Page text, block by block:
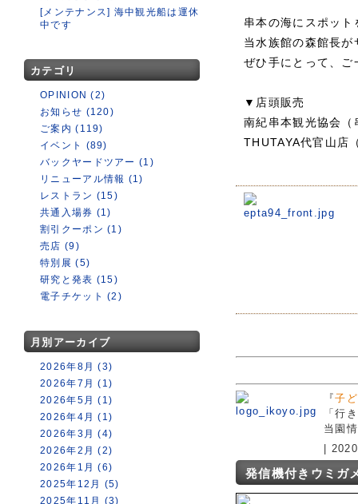
[メンテナンス] 海中観光船は運休
中です
カテゴリ
OPINION (2)
お知らせ (120)
ご案内 (119)
イベント (89)
バックヤードツアー (1)
リニューアル情報 (1)
レストラン (15)
共通入場券 (1)
割引クーポン (1)
売店 (9)
特別展 (5)
研究と発表 (15)
電子チケット (2)
月別アーカイブ
2026年8月 (3)
2026年7月 (1)
2026年5月 (1)
2026年4月 (1)
2026年3月 (4)
2026年2月 (2)
2026年1月 (6)
2025年12月 (5)
2025年11月 (3)
串本の海にスポッ
当水族館の森館長
ぜひ手にとって、
▼店頭販売
南紀串本観光協会
THUTAYA代官山店
『子
「行
当園
|
発信機付きウミガ